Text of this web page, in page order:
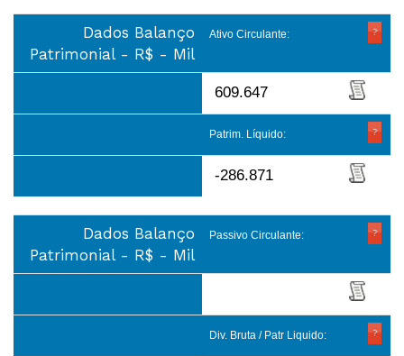
Dados Balanço
Patrimonial - R$ - Mil
Ativo Circulante:
609.647
Patrim. Líquido:
-286.871
Dados Balanço
Patrimonial - R$ - Mil
Passivo Circulante:
Div. Bruta / Patr Liquido: